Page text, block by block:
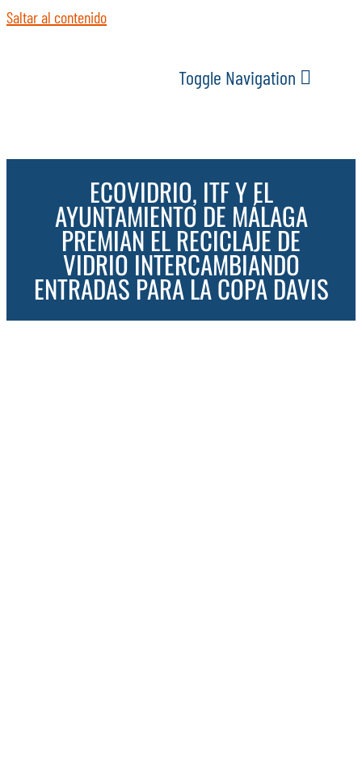
Saltar al contenido
Toggle Navigation
ACTUALIDAD
SERVICIOS
EVENTOS
ECOVIDRIO, ITF Y EL
AYUNTAMIENTO DE MÁLAGA
PREMIAN EL RECICLAJE DE
VIDRIO INTERCAMBIANDO
ENTRADAS PARA LA COPA DAVIS